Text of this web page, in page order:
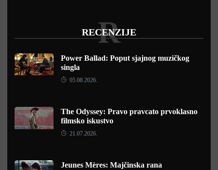
RECENZIJE
R
Power Ballad: Poput sjajnog muzičkog
singla
05.08.2026.
The Odyssey: Pravo pravcato prvoklasno
filmsko iskustvo
21.07.2026.
Jeunes Mères: Majčinska rana